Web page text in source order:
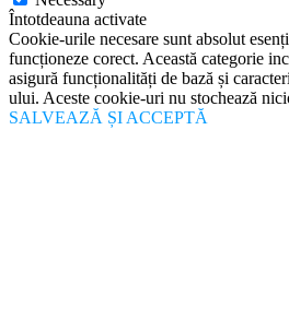
Întotdeauna activate
Cookie-urile necesare sunt absolut
funcționeze corect. Această categorie
asigură funcționalități de bază și
ului. Aceste cookie-uri nu stochează
SALVEAZĂ ȘI ACCEPTĂ